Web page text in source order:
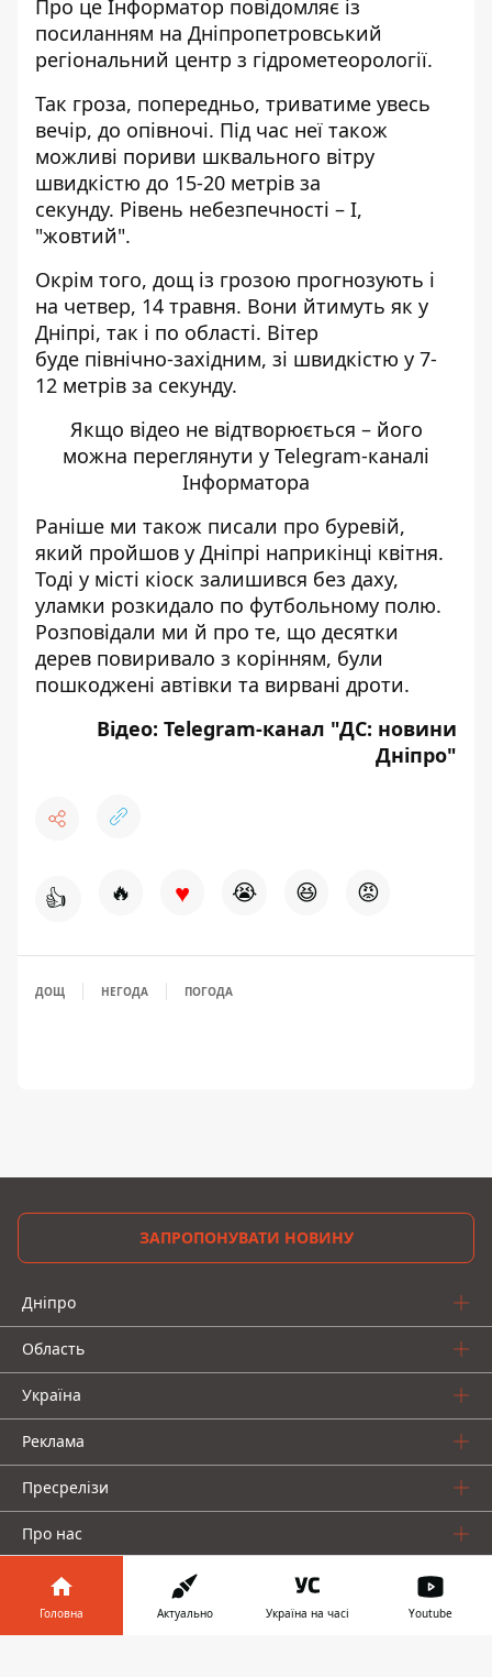
Про це Інформатор повідомляє із
посиланням на Дніпропетровський
регіональний центр з гідрометеорології.
Так гроза, попередньо, триватиме увесь
вечір, до опівночі. Під час неї також
можливі пориви шквального вітру
швидкістю до 15-20 метрів за
секунду. Рівень небезпечності – I,
"жовтий".
Окрім того, дощ із грозою прогнозують і
на четвер, 14 травня. Вони йтимуть як у
Дніпрі, так і по області. Вітер
буде північно-західним, зі швидкістю у 7-
12 метрів за секунду.
Якщо відео не відтворюється – його
можна переглянути у Telegram-каналі
Інформатора
Раніше ми також писали про буревій,
який пройшов у Дніпрі наприкінці квітня.
Тоді у місті кіоск залишився без даху,
уламки розкидало по футбольному полю.
Розповідали ми й про те, що десятки
дерев повиривало з корінням, були
пошкоджені автівки та вирвані дроти.
Відео: Telegram-канал "ДС: новини
Дніпро"
👍 🔥 ♥ 😭 😆 😡
ДОЩ НЕГОДА ПОГОДА
ЗАПРОПОНУВАТИ НОВИНУ
Дніпро
Область
Україна
Реклама
Пресрелізи
Про нас
Головна Актуально Україна на часі Youtube